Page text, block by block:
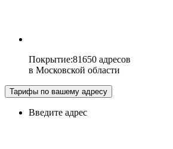
Покрытие:81650 адресов
в Московской области
Тарифы по вашему адресу
Введите адрес